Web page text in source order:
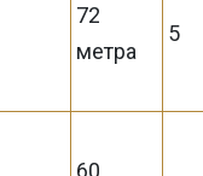
72
метра
5
60